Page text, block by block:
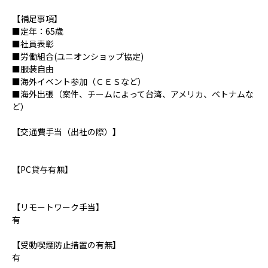
【補足事項】
■定年：65歳
■社員表彰
■労働組合(ユニオンショップ協定)
■服装自由
■海外イベント参加（ＣＥＳなど）
■海外出張（案件、チームによって台湾、アメリカ、ベトナムな
ど）
【交通費手当（出社の際）】
【PC貸与有無】
【リモートワーク手当】
有
【受動喫煙防止措置の有無】
有